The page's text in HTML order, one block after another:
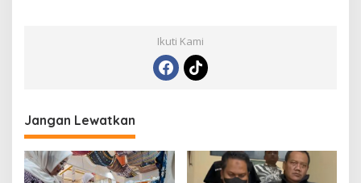
Ikuti Kami
Jangan Lewatkan